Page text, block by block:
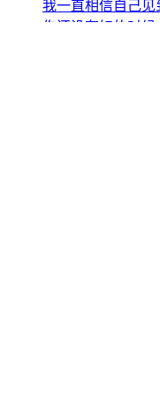
我一直相信自己见
伤还没有好的时候